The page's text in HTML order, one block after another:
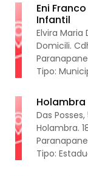
Eni
Infantil
Elvira Maria
Domicili.
Tipo:
Holambra
Das
Holambra.
Tipo: